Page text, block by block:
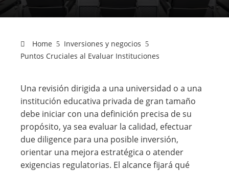
Home
Inversiones y negocios
Puntos Cruciales al Evaluar Instituciones
Una revisión dirigida a una universidad o a una
institución educativa privada de gran tamaño
debe iniciar con una definición precisa de su
propósito, ya sea evaluar la calidad, efectuar
due diligence para una posible inversión,
orientar una mejora estratégica o atender
exigencias regulatorias. El alcance fijará qué